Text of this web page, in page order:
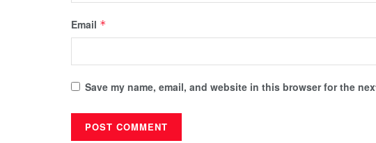
Email *
Save my name, email, and website in this browser for the